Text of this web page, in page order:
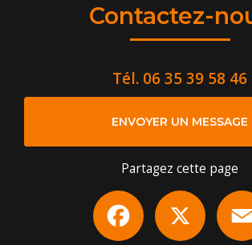
Contactez-
Tél. 06 35 39 58 46
ENVOYER UN MESSAGE
Partagez cette page
Facebook